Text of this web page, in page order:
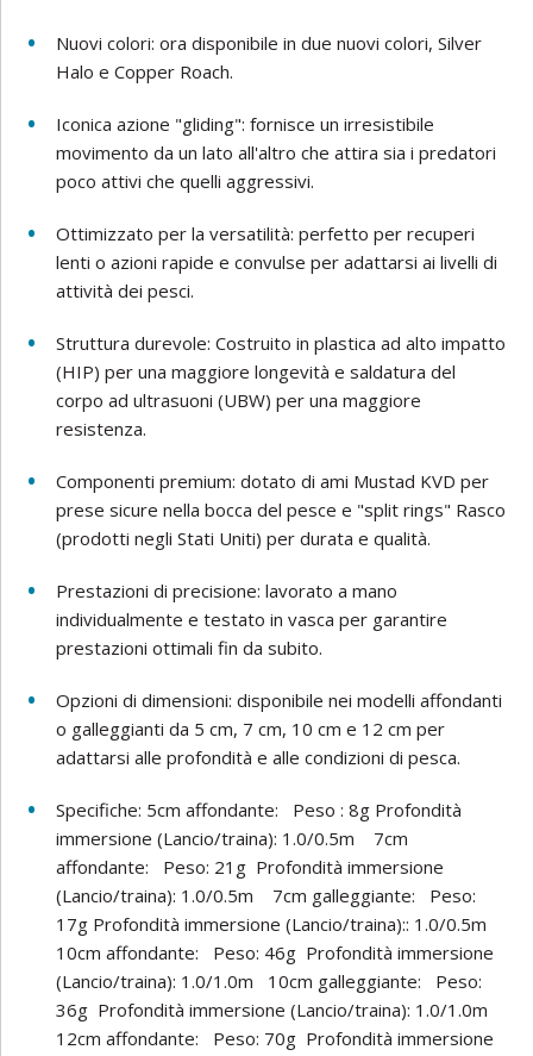
Nuovi colori: ora disponibile in due nuovi colori, Silver
Halo e Copper Roach.
Iconica azione "gliding": fornisce un irresistibile
movimento da un lato all'altro che attira sia i predatori
poco attivi che quelli aggressivi.
Ottimizzato per la versatilità: perfetto per recuperi
lenti o azioni rapide e convulse per adattarsi ai livelli di
attività dei pesci.
Struttura durevole: Costruito in plastica ad alto impatto
(HIP) per una maggiore longevità e saldatura del
corpo ad ultrasuoni (UBW) per una maggiore
resistenza.
Componenti premium: dotato di ami Mustad KVD per
prese sicure nella bocca del pesce e "split rings" Rasco
(prodotti negli Stati Uniti) per durata e qualità.
Prestazioni di precisione: lavorato a mano
individualmente e testato in vasca per garantire
prestazioni ottimali fin da subito.
Opzioni di dimensioni: disponibile nei modelli affondanti
o galleggianti da 5 cm, 7 cm, 10 cm e 12 cm per
adattarsi alle profondità e alle condizioni di pesca.
Specifiche: 5cm affondante: Peso : 8g Profondità
immersione (Lancio/traina): 1.0/0.5m 7cm
affondante: Peso: 21g Profondità immersione
(Lancio/traina): 1.0/0.5m 7cm galleggiante: Peso:
17g Profondità immersione (Lancio/traina):: 1.0/0.5m
10cm affondante: Peso: 46g Profondità immersione
(Lancio/traina): 1.0/1.0m 10cm galleggiante: Peso:
36g Profondità immersione (Lancio/traina): 1.0/1.0m
12cm affondante: Peso: 70g Profondità immersione